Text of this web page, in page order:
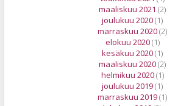
maaliskuu 2021 (2)
joulukuu 2020(1)
marraskuu 2020(2)
elokuu 2020(1)
kesäkuu 2020(1)
maaliskuu 2020(2)
helmikuu 2020(1)
joulukuu 2019(1)
marraskuu 2019(1)